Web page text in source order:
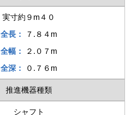
実寸約９m４０
全長： ７.８４m
全幅： ２.０７m
全深： ０.７６m
推進機器種類
シャフト